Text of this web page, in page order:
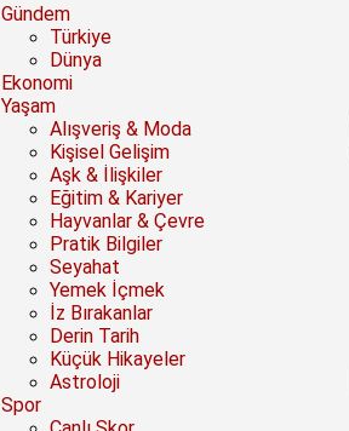
Gündem
Türkiye
Dünya
Ekonomi
Yaşam
Alışveriş & Moda
Kişisel Gelişim
Aşk & İlişkiler
Eğitim & Kariyer
Hayvanlar & Çevre
Pratik Bilgiler
Seyahat
Yemek İçmek
İz Bırakanlar
Derin Tarih
Küçük Hikayeler
Astroloji
Spor